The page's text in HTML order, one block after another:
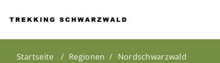
Startseite Regionen
Nordschwarzwald